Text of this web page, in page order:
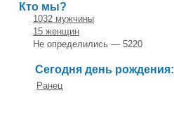
Кто мы?
1032 мужчины
15 женщин
Не определились — 5220
Сегодня день рождения:
Ранец